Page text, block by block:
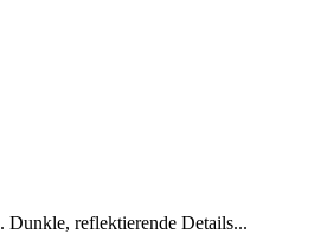
Dunkle, reflektierende Details...